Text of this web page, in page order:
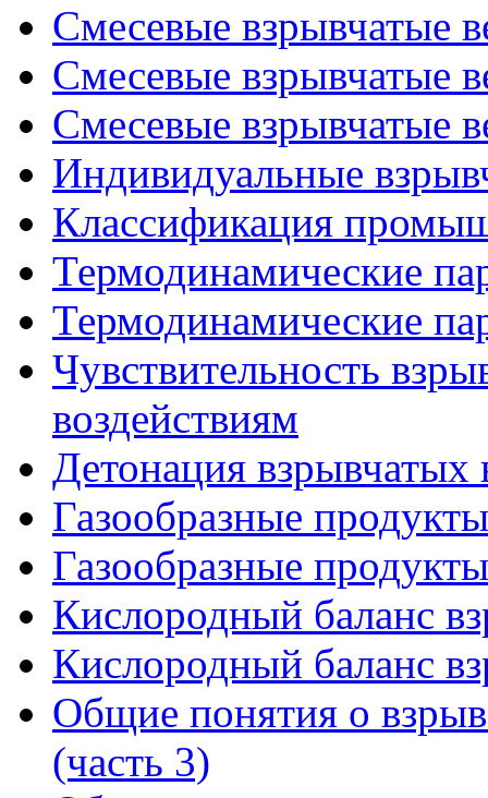
Смесевые взрывчатые
Смесевые взрывчатые
Смесевые взрывчатые
Индивидуальные
Классификация
Термодинамические
Термодинамические
Чувствительность
воздействиям
Детонация взрывчатых
Газообразные
Газообразные
Кислородный баланс
Кислородный баланс
Общие понятия о
(часть 3)